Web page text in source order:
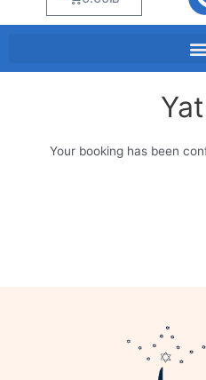
קניות
Your booking has been